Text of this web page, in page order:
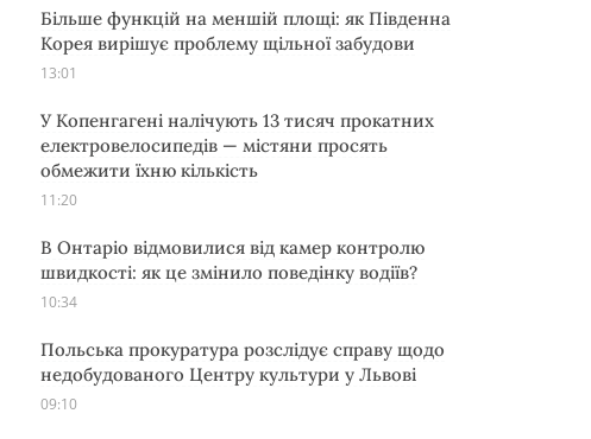
Більше функцій на меншій площі: як Південна
Корея вирішує проблему щільної забудови
13:01
У Копенгагені налічують 13 тисяч прокатних
електровелосипедів — містяни просять
обмежити їхню кількість
11:20
В Онтаріо відмовилися від камер контролю
швидкості: як це змінило поведінку водіїв?
10:34
Польська прокуратура розслідує справу щодо
недобудованого Центру культури у Львові
09:10